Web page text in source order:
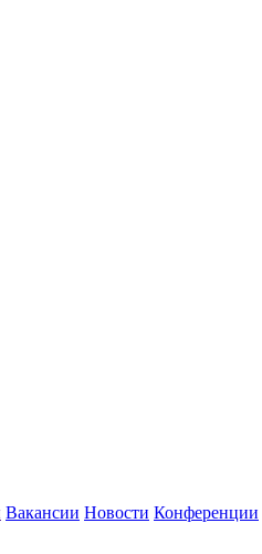
Вакансии Новости Конференции